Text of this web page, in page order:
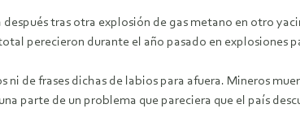
tras otra explosión de gas metano en otro
perecieron durante el año pasado en explosiones
ni de frases dichas de labios para afuera. Mineros
parte de un problema que pareciera que el país